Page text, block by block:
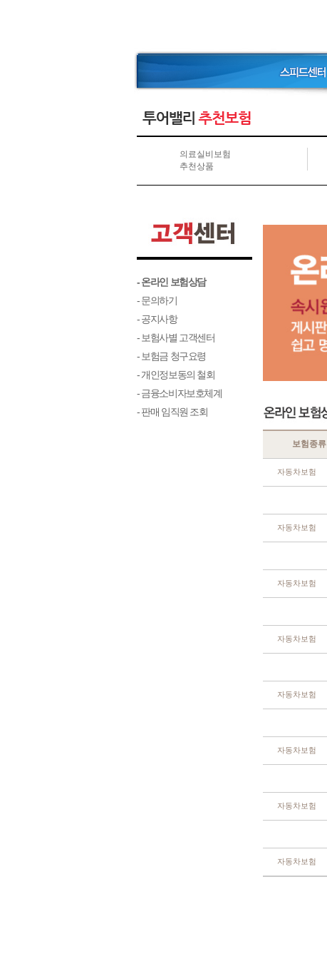
의료실비보험
추천상품
- 온라인 보험상담
- 문의하기
- 공지사항
- 보험사별 고객센터
- 보험금 청구요령
- 개인정보동의 철회
- 금융소비자보호체계
- 판매 임직원 조회
보험종류
자동차보험
자동차보험
자동차보험
자동차보험
자동차보험
자동차보험
자동차보험
자동차보험